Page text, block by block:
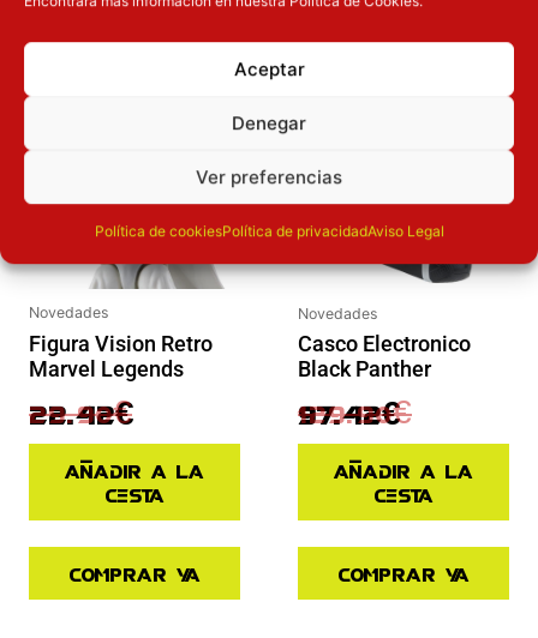
Aceptar
Denegar
Ver preferencias
Política de cookiesPolítica de privacidadAviso Legal
PUEDEN INTERESAR
Novedades
Figura Vision Retro
Marvel Legends
29.90€
El precio original era: 29.90€.
22.42€
El precio actual es: 22.42€.
Añadir a la
cesta
Comprar ya
Novedades
Casco Electronico
Black Panther
129.90€
97.42€
Añadir a la
cesta
Comprar ya